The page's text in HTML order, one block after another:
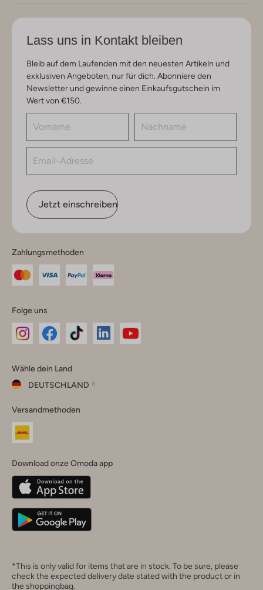
Lass uns in Kontakt bleiben
Bleib auf dem Laufenden mit den neuesten Artikeln und
exklusiven Angeboten, nur für dich. Abonniere den
Newsletter und gewinne einen Einkaufsgutschein im
Wert von €150.
Jetzt einschreiben
Zahlungsmethoden
Folge uns
Instagram
Facebook
TikTok
Wähle dein Land
DEUTSCHLAND
dein
Land
Belgique(Français)
Deutschland
Versandmethoden
Download onze Omoda app
*This is only valid for items that are in stock. To be sure, please
check the expected delivery date stated with the product or in
the shoppingbag.